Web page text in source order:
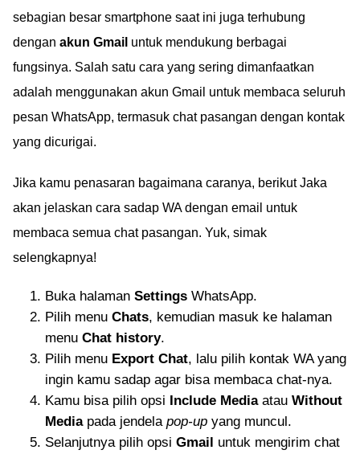
sebagian besar smartphone saat ini juga terhubung
dengan akun Gmail untuk mendukung berbagai
fungsinya. Salah satu cara yang sering dimanfaatkan
adalah menggunakan akun Gmail untuk membaca seluruh
pesan WhatsApp, termasuk chat pasangan dengan kontak
yang dicurigai.
Jika kamu penasaran bagaimana caranya, berikut Jaka
akan jelaskan cara sadap WA dengan email untuk
membaca semua chat pasangan. Yuk, simak
selengkapnya!
Buka halaman Settings WhatsApp.
Pilih menu Chats, kemudian masuk ke halaman
menu Chat history.
Pilih menu Export Chat, lalu pilih kontak WA yang
ingin kamu sadap agar bisa membaca chat-nya.
Kamu bisa pilih opsi Include Mediaatau Without
Mediapada jendela pop-up yang muncul.
Selanjutnya pilih opsi Gmail untuk mengirim chat